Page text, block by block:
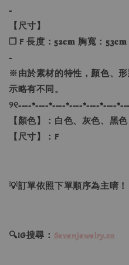
-
【尺寸】
❐ F 長度：52𝐜𝐦 胸寬：
-
※由於素材的特性，顏色、
示略有不同。
୨୧----*----*----*----*----*----
【顏色】：白色、灰色、黑色
【尺寸】：F
💡訂單依照下單順序為主唷！
🔍IG搜尋： Sevenjewelry.co